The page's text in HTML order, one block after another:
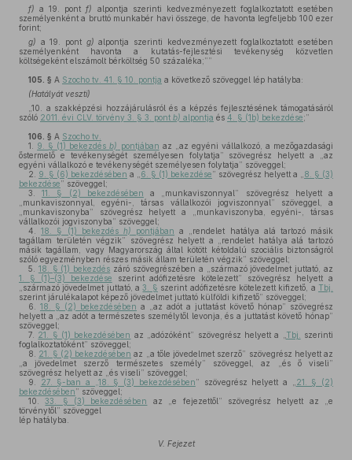
f) a 19. pontf)
alpontja szerinti kedvezményezett foglalkoztatott esetében
személyenként a bruttó munkabér havi összege, de havonta legfeljebb 100 ezer
forint;
g) a 19. pont g) alpontja szerinti kedvezményezett foglalkoztatott esetében
személyenként havonta a kutatás-fejlesztési tevékenység közvetlen
költségeként elszámolt bérköltség 50 százaléka;””
105. § A Szocho tv. 41. § 10. pontja a következő szöveggel lép hatályba:
(Hatályát veszti)
„10. a szakképzési hozzájárulásról és a képzés fejlesztésének támogatásáról
szóló 2011. évi CLV. törvény 3. § 3. pont b) alpontja és 4. § (1b) bekezdése;”
106. § A Szocho tv.
1.
9. § (1) bekezdésb) pontjában az „az egyéni vállalkozó, a mezőgazdasági
őstermelő e tevékenységét személyesen folytatja” szövegrész helyett a „az
egyéni vállalkozó e tevékenységét személyesen folytatja” szöveggel;
2.
9. § (6) bekezdésében a „ 6. § (1) bekezdése” szövegrész helyett a „ 8. § (3)
bekezdése” szöveggel;
3.
11. § (2) bekezdésében a „munkaviszonnyal” szövegrész helyett a
„munkaviszonnyal, egyéni-, társas vállalkozói jogviszonnyal” szöveggel, a
„munkaviszonyba” szövegrész helyett a „munkaviszonyba, egyéni-, társas
vállalkozói jogviszonyba” szöveggel;
4.
18. § (1) bekezdés h) pontjában a „rendelet hatálya alá tartozó másik
tagállam területén végzik” szövegrész helyett a „rendelet hatálya alá tartozó
másik tagállam, vagy Magyarország által kötött kétoldalú szociális biztonságról
szóló egyezményben részes másik állam területén végzik” szöveggel;
5.
18. § (1) bekezdés záró szövegrészében a „származó jövedelmet juttató, az
1. § (1)–(3) bekezdése szerint adófizetésre kötelezett” szövegrész helyett a
„származó jövedelmet juttató, a3. § szerint adófizetésre kötelezett kifizető, a Tbj.
szerint járulékalapot képező jövedelmet juttató külföldi kifizető” szöveggel;
6.
18. § (2) bekezdésében a „az adót a juttatást követő hónap” szövegrész
helyett a „az adót a természetes személytől levonja, és a juttatást követő hónap”
szöveggel;
7.
21. § (1) bekezdésében az „adózóként” szövegrész helyett a „ Tbj.
szerinti
foglalkoztatóként” szöveggel;
8.
21. § (2) bekezdésében az „a tőle jövedelmet szerző” szövegrész helyett az
„a jövedelmet szerző természetes személy” szöveggel, az „és ő viseli”
szövegrész helyett az „és viseli” szöveggel;
9.
27. §-ban a „18. § (3) bekezdésében” szövegrész helyett a „
21. § (2)
bekezdésében” szöveggel;
10.
33. § (3) bekezdésében
az „e fejezettől” szövegrész helyett az „e
törvénytől” szöveggel
lép hatályba.
V. Fejezet